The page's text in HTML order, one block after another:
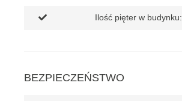
Ilość pięter w budynku:
BEZPIECZEŃSTWO